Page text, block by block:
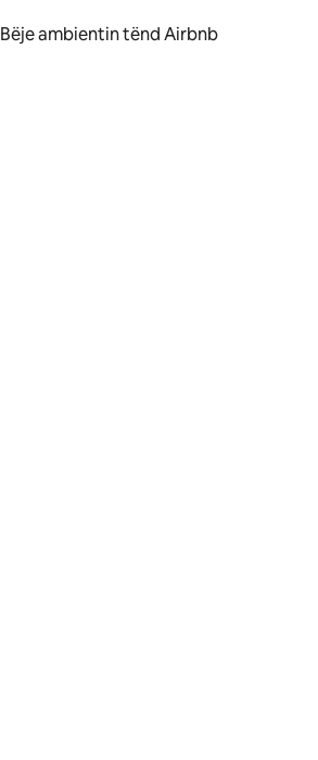
Bëje ambientin tënd Airbnb